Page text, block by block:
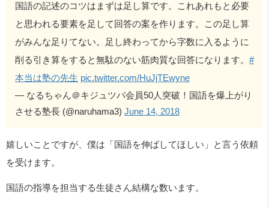
国語の記述のコツはまずは足し算です。これあれもと必要
と思われる要素を足して回答の案を作ります。この足し算
がみんな足りてない。足し終わってから字数に入るように
削る引き算をすると無駄のない筋肉質な回答になります。 #
本当は塾の先生 pic.twitter.com/HuJjTEwyne
— なるちゃん＠キジュツバ会員50人突破！国語を爆上がり
させる塾長 (@naruhama3) June 14, 2018
嬉しいことですが、僕は「国語を伸ばしてほしい」と言う依頼
を受けます。
国語の指導を担当する生徒さん結構な数います。